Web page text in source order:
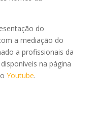
do
a mediação do
a profissionais da
na página
Youtube.